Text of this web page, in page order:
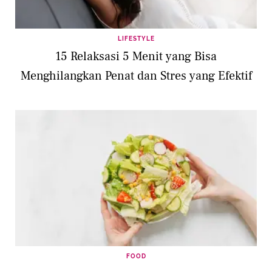
LIFESTYLE
15 Relaksasi 5 Menit yang Bisa
Menghilangkan Penat dan Stres yang Efektif
FOOD